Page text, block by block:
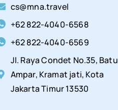
cs@mna.travel
+62 822-4040-6568
+62 822-4040-6569
Jl. Raya Condet No.35, Batu
Ampar, Kramat jati, Kota
Jakarta Timur 13530